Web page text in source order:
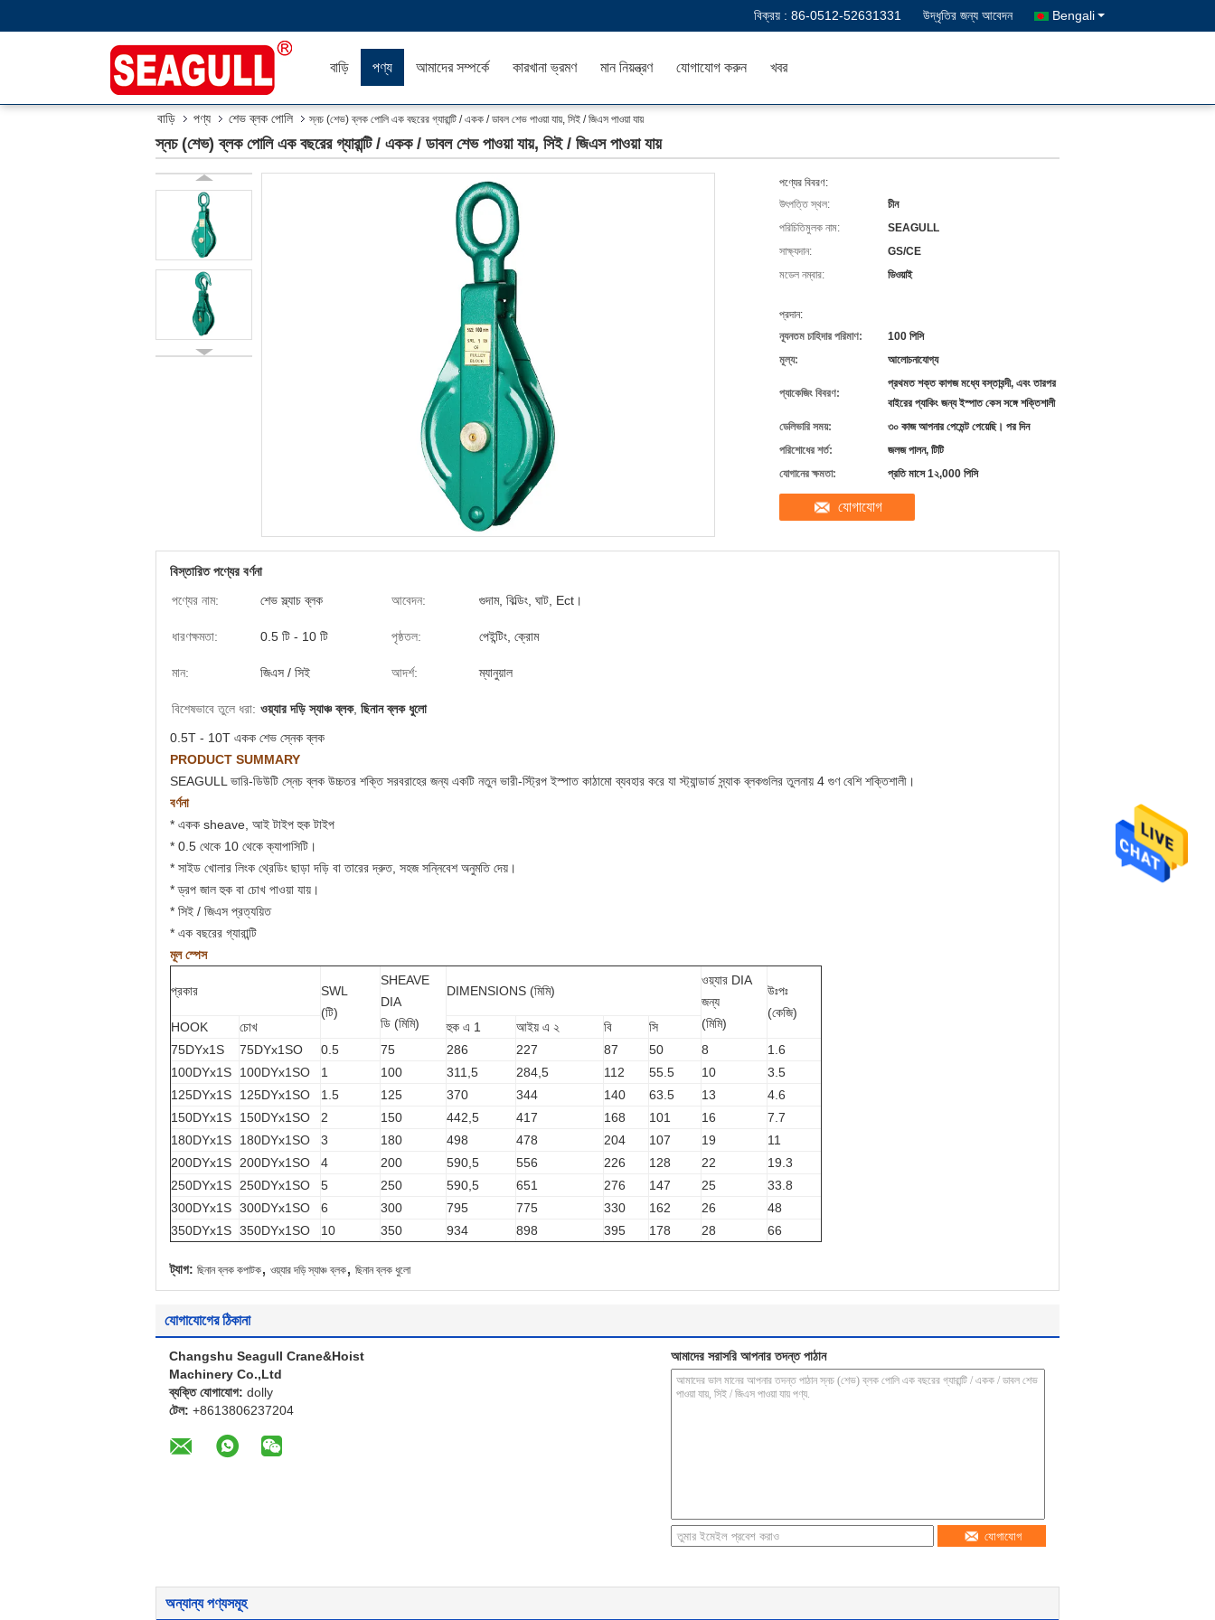
বিক্রয় : 86-0512-52631331 উদ্ধৃতির জন্য আবেদন Bengali
বাড়ি পণ্য আমাদের সম্পর্কে কারখানা ভ্রমণ মান নিয়ন্ত্রণ যোগাযোগ করুন খবর
বাড়ি পণ্য শেভ ব্লক পোলি স্নচ (শেভ) ব্লক পোলি এক বছরের গ্যারান্টি / একক / ডাবল শেভ পাওয়া যায়, সিই / জিএস পাওয়া যায়
স্নচ (শেভ) ব্লক পোলি এক বছরের গ্যারান্টি / একক / ডাবল শেভ পাওয়া যায়, সিই / জিএস পাওয়া যায়
পণ্যের বিবরণ:
উৎপত্তি স্থল:
চীন
পরিচিতিমুলক নাম:
SEAGULL
সাক্ষ্যদান:
GS/CE
মডেল নম্বার:
ডিওয়াই
প্রদান:
ন্যূনতম চাহিদার পরিমাণ:
100 পিসি
মূল্য:
আলোচনাযোগ্য
প্যাকেজিং বিবরণ:
প্রথমত শক্ত কাগজ মধ্যে বস্তাবন্দী, এবং তারপর
বাইরের প্যাকিং জন্য ইস্পাত কেস সঙ্গে শক্তিশালী
ডেলিভারি সময়:
৩০ কাজ আপনার পেমেন্ট পেয়েছি। পর দিন
পরিশোধের শর্ত:
জলজ পালন, টিটি
যোগানের ক্ষমতা:
প্রতি মাসে 1২,000 পিসি
যোগাযোগ
বিস্তারিত পণ্যের বর্ণনা
পণ্যের নাম:
শেভ স্ল্যাচ ব্লক আবেদন: গুদাম, বিল্ডিং, ঘাট, Ect।
ধারণক্ষমতা: 0.5 টি - 10 টি পৃষ্ঠতল: পেইন্টিং, ক্রোম
মান: জিএস / সিই আদর্শ: ম্যানুয়াল
বিশেষভাবে তুলে ধরা: ওয়্যার দড়ি স্যাঞ্চ ব্লক, ছিনান ব্লক ধুলো
0.5T - 10T একক শেভ স্নেক ব্লক
PRODUCT SUMMARY
SEAGULL ভারি-ডিউটি ​​স্নেচ ব্লক উচ্চতর শক্তি সরবরাহের জন্য একটি নতুন ভারী-স্ট্রিপ ইস্পাত কাঠামো ব্যবহার করে যা স্ট্যান্ডার্ড স্ন্যাক ব্লকগুলির তুলনায় 4 গুণ বেশি শক্তিশালী।
বর্ণনা
* একক sheave, আই টাইপ হুক টাইপ
* 0.5 থেকে 10 থেকে ক্যাপাসিটি।
* সাইড খোলার লিংক থ্রেডিং ছাড়া দড়ি বা তারের দ্রুত, সহজ সন্নিবেশ অনুমতি দেয়।
* ড্রপ জাল হুক বা চোখ পাওয়া যায়।
* সিই / জিএস প্রত্যয়িত
* এক বছরের গ্যারান্টি
মূল স্পেস
প্রকার
SWL
(টি)
SHEAVE
DIA
ডি (মিমি)
DIMENSIONS (মিমি)
ওয়্যার DIA
জন্য
(মিমি)
উঃপঃ
(কেজি)
HOOK
চোখ হুক এ 1 আইয় এ ২ বি
সি
75DYx1S
75DYx1SO 0.5 75 286 227 87 50 8
1.6
100DYx1S
100DYx1SO 1 100 311,5 284,5 112 55.5 10
3.5
125DYx1S
125DYx1SO 1.5 125 370 344 140 63.5 13
4.6
150DYx1S
150DYx1SO 2 150 442,5 417 168 101 16
7.7
180DYx1S
180DYx1SO 3 180 498 478 204 107 19
11
200DYx1S
200DYx1SO 4 200 590,5 556 226 128 22
19.3
250DYx1S
250DYx1SO 5 250 590,5 651 276 147 25
33.8
300DYx1S 300DYx1SO 6 300 795 775 330 162 26
48
350DYx1S 350DYx1SO 10 350 934 898 395 178 28 66
ট্যাগ: ছিনান ব্লক কপাটক, ওয়্যার দড়ি স্যাঞ্চ ব্লক, ছিনান ব্লক ধুলো
যোগাযোগের ঠিকানা
Changshu Seagull Crane&Hoist
Machinery Co.,Ltd
ব্যক্তি যোগাযোগ: dolly
টেল: +8613806237204
আমাদের সরাসরি আপনার তদন্ত পাঠান
যোগাযোগ
অন্যান্য পণ্যসমূহ